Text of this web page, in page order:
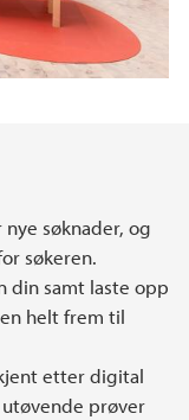
søknader, og
søkeren.
din samt laste opp
helt frem til
etter digital
prøver